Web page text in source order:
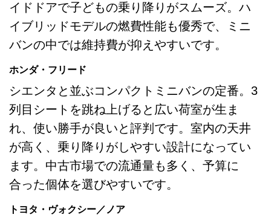
イドドアで子どもの乗り降りがスムーズ。ハ
イブリッドモデルの燃費性能も優秀で、ミニ
バンの中では維持費が抑えやすいです。
ホンダ・フリード
シエンタと並ぶコンパクトミニバンの定番。3
列目シートを跳ね上げると広い荷室が生ま
れ、使い勝手が良いと評判です。室内の天井
が高く、乗り降りがしやすい設計になってい
ます。中古市場での流通量も多く、予算に
合った個体を選びやすいです。
トヨタ・ヴォクシー／ノア